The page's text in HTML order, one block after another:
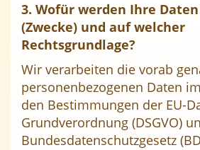
3. Wofür werden Ihre
(Zwecke) und auf welcher
Rechtsgrundlage?
Wir verarbeiten die vorab
personenbezogenen Daten
den Bestimmungen der EU-
Grundverordnung (DSGVO)
Bundesdatenschutzgesetz